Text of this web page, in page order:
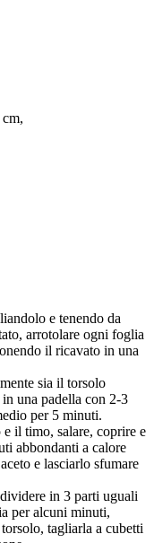
e tenendo da
arrotolare ogni foglia
il ricavato in una
sia il torsolo
una padella con 2-3
per 5 minuti.
il timo, salare, coprire e
abbondanti a calore
e lasciarlo sfumare
in 3 parti uguali
per alcuni minuti,
tagliarla a cubetti